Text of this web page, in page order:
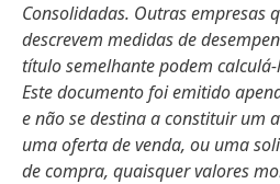
Consolidadas. Outras empresas
descrevem medidas de
título semelhante podem
Este documento foi emitido
e não se destina a constituir um
uma oferta de venda, ou uma
de compra, quaisquer valores